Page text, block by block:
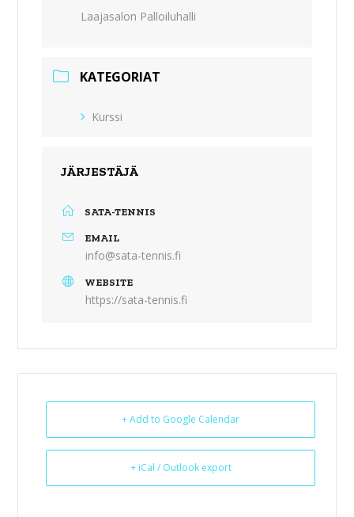
Laajasalon Palloiluhalli
KATEGORIAT
Kurssi
JÄRJESTÄJÄ
SATA-TENNIS
EMAIL
info@sata-tennis.fi
WEBSITE
https://sata-tennis.fi
+ Add to Google Calendar
+ iCal / Outlook export